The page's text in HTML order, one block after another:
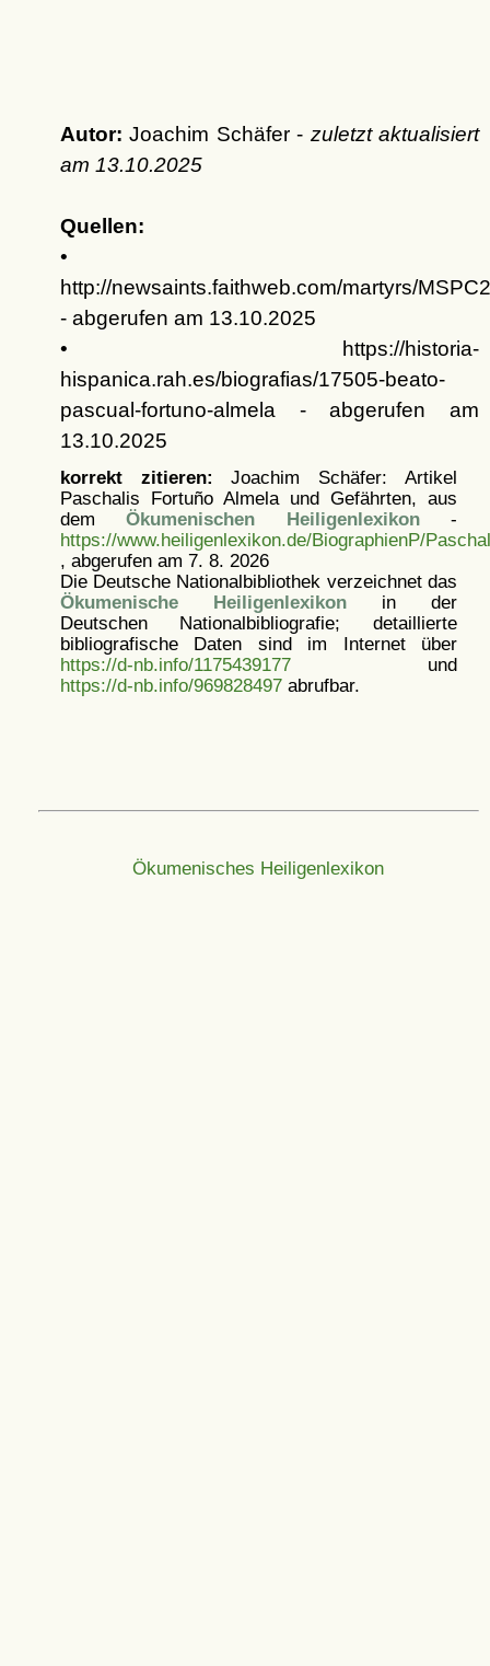
Autor: Joachim Schäfer - zuletzt aktualisiert
am 13.10.2025
Quellen:
•
http://newsaints.faithweb.com/martyrs/
- abgerufen am 13.10.2025
• https://historia-
hispanica.rah.es/biografias/17505-beato-
pascual-fortuno-almela - abgerufen am
13.10.2025
korrekt zitieren: Joachim Schäfer: Artikel
Paschalis Fortuño Almela und Gefährten, aus
demÖkumenischen Heiligenlexikon-
https://www.heiligenlexikon.de/BiographienP/
, abgerufen am 7. 8. 2026
Die Deutsche Nationalbibliothek verzeichnet das
Ökumenische Heiligenlexikonin der
Deutschen Nationalbibliografie; detaillierte
bibliografische Daten sind im Internet über
https://d-nb.info/1175439177und
https://d-nb.info/969828497abrufbar.
Ökumenisches Heiligenlexikon